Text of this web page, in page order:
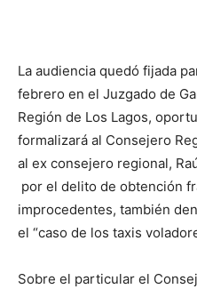
La audiencia quedó fijada
febrero en el Juzgado de
Región de Los Lagos,
formalizará al Consejero
al ex consejero regional,
por el delito de obtención
improcedentes, también
el “caso de los taxis
Sobre el particular el